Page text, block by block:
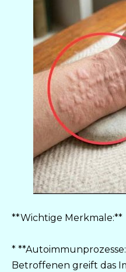
**Wichtige Merkmale:**
*
Betroffenen greift das